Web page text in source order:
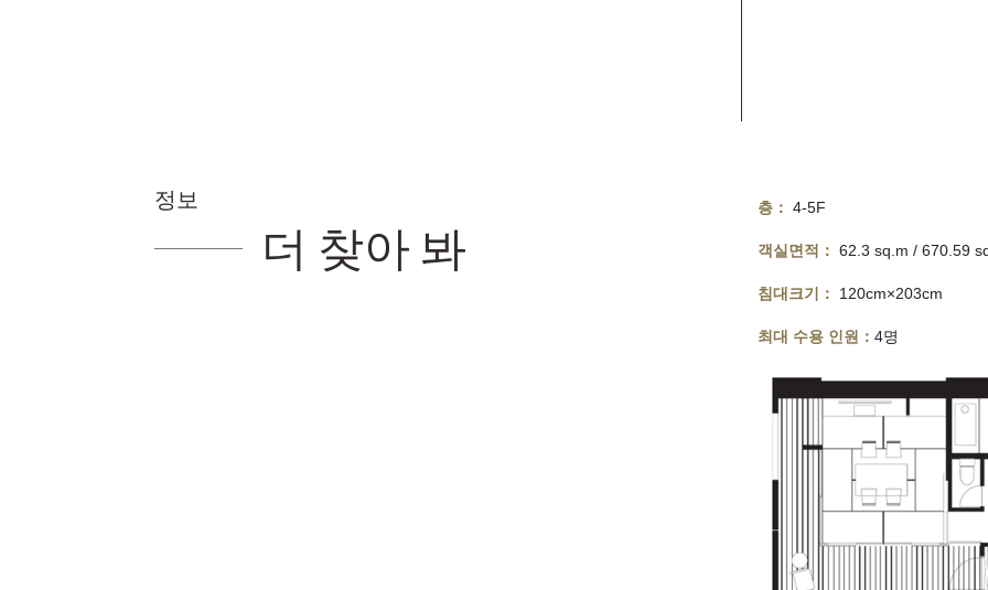
정보
더 찾아 봐
층： 4-5F
객실면적： 62.3 sq.m / 670.59
침대크기： 120cm×203cm
최대 수용 인원： 4명